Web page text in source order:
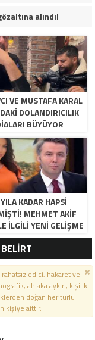
alındı!
VE MUSTAFA KARAL
DOLANDIRICILIK
BÜYÜYOR
KADAR HAPSI
MEHMET AKIF
ILGILI YENI GELIŞME
edici, hakaret ve
ahlaka aykırı, kişilik
doğan her türlü
kişiye aittir.